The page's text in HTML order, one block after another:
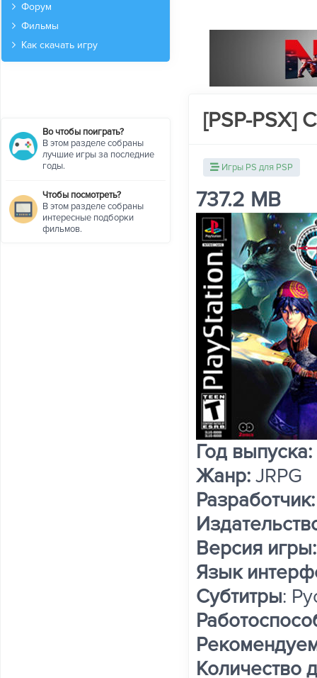
Форум
Фильмы
Как скачать игру
Во чтобы поиграть?
В этом разделе собраны
лучшие игры за последние
годы.
Чтобы посмотреть?
В этом разделе собраны
интересные подборки
фильмов.
[PSP-PSX]
Игры PS для PSP
737.2 MB
Год выпуска:
Жанр: JRPG
Версия игры:
Язык
Субтитры:
Количество